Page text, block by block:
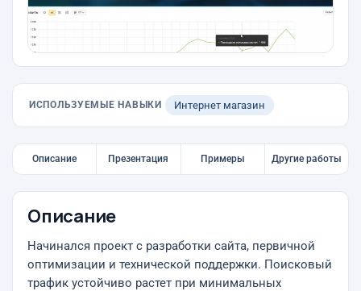
ИСПОЛЬЗУЕМЫЕ НАВЫКИ Интернет магазин
Описание Презентация Примеры Другие работы
Описание
Начинался проект с разработки сайта, первичной
оптимизации и технической поддержки. Поисковый
трафик устойчиво растет при минимальных